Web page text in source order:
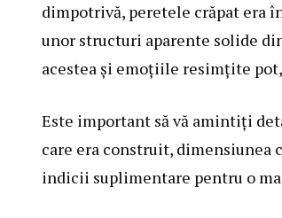
dimpotrivă, peretele crăpat era
unor structuri aparente solide
acestea și emoțiile resimțite
Este important să vă amintiți
care era construit, dimensiunea
indicii suplimentare pentru o